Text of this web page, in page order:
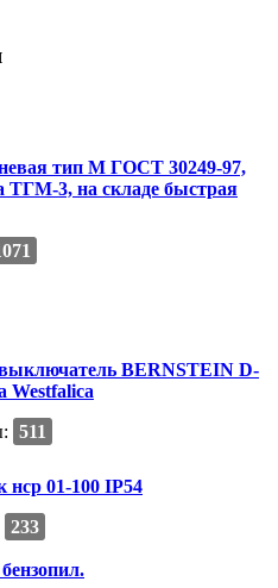
тип М ГОСТ 30249-97,
ТГМ-3, на складе быстрая
BERNSTEIN D-
Westfalica
511
нср 01-100 IP54
233